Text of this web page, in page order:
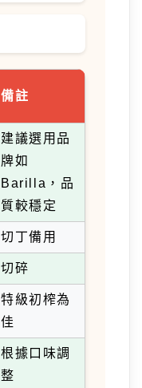
備註
建議選用品
牌如
Barilla，品
質較穩定
切丁備用
切碎
特級初榨為
佳
根據口味調
整